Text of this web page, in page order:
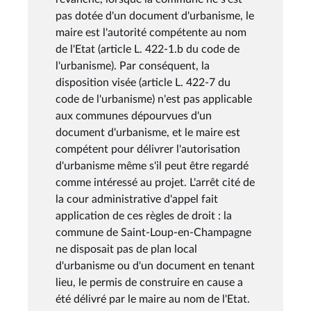
pas dotée d'un document d'urbanisme, le
maire est l'autorité compétente au nom
de l'Etat (article L. 422-1.b du code de
l'urbanisme). Par conséquent, la
disposition visée (article L. 422-7 du
code de l'urbanisme) n'est pas applicable
aux communes dépourvues d'un
document d'urbanisme, et le maire est
compétent pour délivrer l'autorisation
d'urbanisme même s'il peut être regardé
comme intéressé au projet. L'arrêt cité de
la cour administrative d'appel fait
application de ces règles de droit : la
commune de Saint-Loup-en-Champagne
ne disposait pas de plan local
d'urbanisme ou d'un document en tenant
lieu, le permis de construire en cause a
été délivré par le maire au nom de l'Etat.